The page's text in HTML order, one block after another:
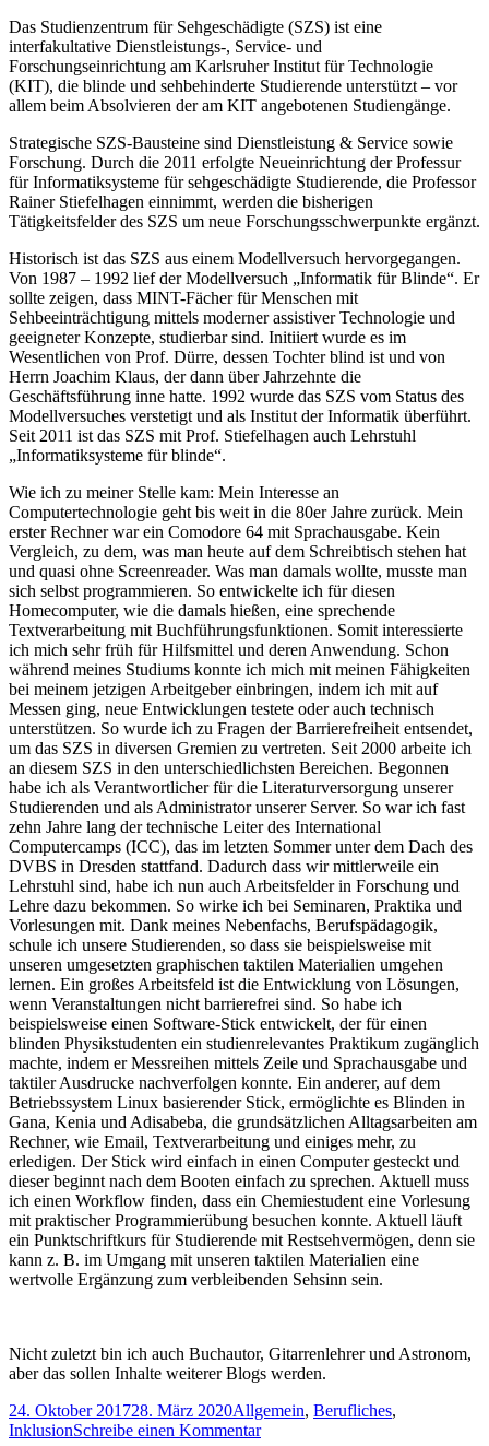
Das Studienzentrum für Sehgeschädigte (SZS) ist eine
interfakultative Dienstleistungs-, Service- und
Forschungseinrichtung am Karlsruher Institut für Technologie
(KIT), die blinde und sehbehinderte Studierende unterstützt – vor
allem beim Absolvieren der am KIT angebotenen Studiengänge.
Strategische SZS-Bausteine sind Dienstleistung & Service sowie
Forschung. Durch die 2011 erfolgte Neueinrichtung der Professur
für Informatiksysteme für sehgeschädigte Studierende, die Professor
Rainer Stiefelhagen einnimmt, werden die bisherigen
Tätigkeitsfelder des SZS um neue Forschungsschwerpunkte ergänzt.
Historisch ist das SZS aus einem Modellversuch hervorgegangen.
Von 1987 – 1992 lief der Modellversuch „Informatik für Blinde“. Er
sollte zeigen, dass MINT-Fächer für Menschen mit
Sehbeeinträchtigung mittels moderner assistiver Technologie und
geeigneter Konzepte, studierbar sind. Initiiert wurde es im
Wesentlichen von Prof. Dürre, dessen Tochter blind ist und von
Herrn Joachim Klaus, der dann über Jahrzehnte die
Geschäftsführung inne hatte. 1992 wurde das SZS vom Status des
Modellversuches verstetigt und als Institut der Informatik überführt.
Seit 2011 ist das SZS mit Prof. Stiefelhagen auch Lehrstuhl
„Informatiksysteme für blinde“.
Wie ich zu meiner Stelle kam: Mein Interesse an
Computertechnologie geht bis weit in die 80er Jahre zurück. Mein
erster Rechner war ein Comodore 64 mit Sprachausgabe. Kein
Vergleich, zu dem, was man heute auf dem Schreibtisch stehen hat
und quasi ohne Screenreader. Was man damals wollte, musste man
sich selbst programmieren. So entwickelte ich für diesen
Homecomputer, wie die damals hießen, eine sprechende
Textverarbeitung mit Buchführungsfunktionen. Somit interessierte
ich mich sehr früh für Hilfsmittel und deren Anwendung. Schon
während meines Studiums konnte ich mich mit meinen Fähigkeiten
bei meinem jetzigen Arbeitgeber einbringen, indem ich mit auf
Messen ging, neue Entwicklungen testete oder auch technisch
unterstützen. So wurde ich zu Fragen der Barrierefreiheit entsendet,
um das SZS in diversen Gremien zu vertreten. Seit 2000 arbeite ich
an diesem SZS in den unterschiedlichsten Bereichen. Begonnen
habe ich als Verantwortlicher für die Literaturversorgung unserer
Studierenden und als Administrator unserer Server. So war ich fast
zehn Jahre lang der technische Leiter des International
Computercamps (ICC), das im letzten Sommer unter dem Dach des
DVBS in Dresden stattfand. Dadurch dass wir mittlerweile ein
Lehrstuhl sind, habe ich nun auch Arbeitsfelder in Forschung und
Lehre dazu bekommen. So wirke ich bei Seminaren, Praktika und
Vorlesungen mit. Dank meines Nebenfachs, Berufspädagogik,
schule ich unsere Studierenden, so dass sie beispielsweise mit
unseren umgesetzten graphischen taktilen Materialien umgehen
lernen. Ein großes Arbeitsfeld ist die Entwicklung von Lösungen,
wenn Veranstaltungen nicht barrierefrei sind. So habe ich
beispielsweise einen Software-Stick entwickelt, der für einen
blinden Physikstudenten ein studienrelevantes Praktikum zugänglich
machte, indem er Messreihen mittels Zeile und Sprachausgabe und
taktiler Ausdrucke nachverfolgen konnte. Ein anderer, auf dem
Betriebssystem Linux basierender Stick, ermöglichte es Blinden in
Gana, Kenia und Adisabeba, die grundsätzlichen Alltagsarbeiten am
Rechner, wie Email, Textverarbeitung und einiges mehr, zu
erledigen. Der Stick wird einfach in einen Computer gesteckt und
dieser beginnt nach dem Booten einfach zu sprechen. Aktuell muss
ich einen Workflow finden, dass ein Chemiestudent eine Vorlesung
mit praktischer Programmierübung besuchen konnte. Aktuell läuft
ein Punktschriftkurs für Studierende mit Restsehvermögen, denn sie
kann z. B. im Umgang mit unseren taktilen Materialien eine
wertvolle Ergänzung zum verbleibenden Sehsinn sein.
Nicht zuletzt bin ich auch Buchautor, Gitarrenlehrer und Astronom,
aber das sollen Inhalte weiterer Blogs werden.
Veröffentlicht
am
24. Oktober 201728. März 2020Kategorien
Allgemein, Berufliches,
InklusionSchreibe einen Kommentarzu